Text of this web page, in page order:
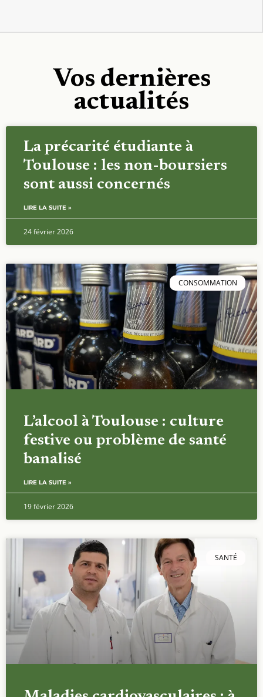
Vos dernières
actualités
La précarité étudiante à
Toulouse : les non-boursiers
sont aussi concernés
LIRE LA SUITE »
24 février 2026
CONSOMMATION
L’alcool à Toulouse : culture
festive ou problème de santé
banalisé
LIRE LA SUITE »
19 février 2026
SANTÉ